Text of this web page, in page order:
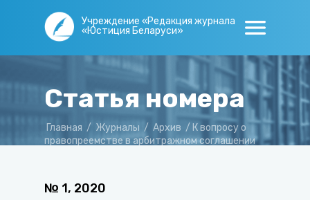
Учреждение «Редакция журнала
«Юстиция Беларуси»
Статья номера
Главная / Журналы / Архив / К вопросу о
правопреемстве в арбитражном соглашении
№ 1, 2020